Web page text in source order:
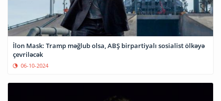
İlon Mask: Tramp məğlub olsa, ABŞ birpartiyalı sosialist ölkəyə
çevriləcək
06-10-2024